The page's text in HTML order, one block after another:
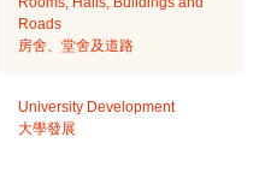
Roads
房舍、堂舍及道路
University Development
大學發展